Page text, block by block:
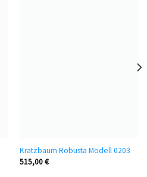
Kratzbaum Robusta Modell 0203
515,00€